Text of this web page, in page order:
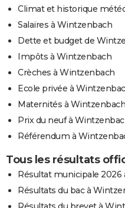
Climat et historique
Salaires à Wintzenbach
Dette et budget de
Impôts à Wintzenbach
Crèches à Wintzenbach
Ecole privée à
Maternités à Wintzenbach
Prix du neuf à
Référendum à
Tous les résultats
Résultat municipale 2026
Résultats du bac à